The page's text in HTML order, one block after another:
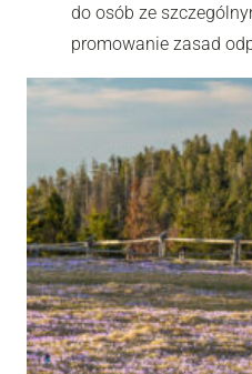
do osób ze
promowanie zasad